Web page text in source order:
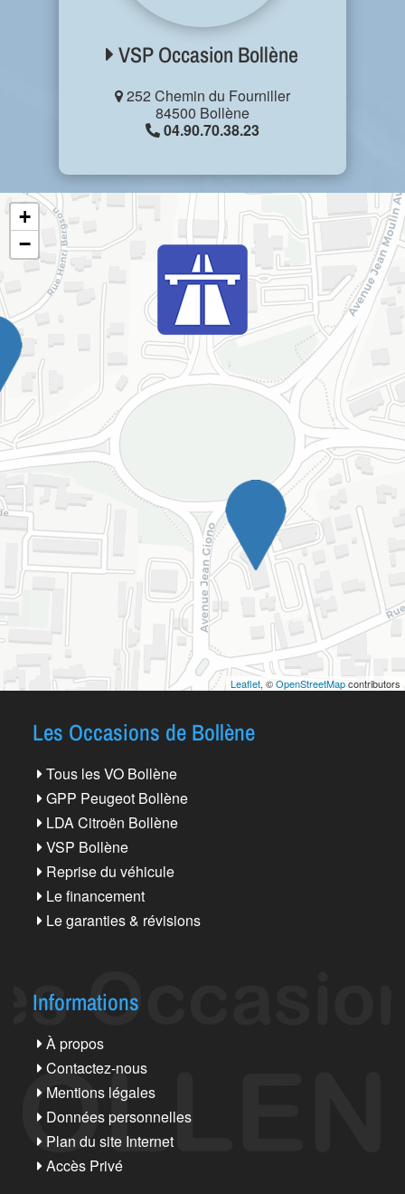
VSP Occasion Bollène
252 Chemin du Fourniller
84500 Bollène
04.90.70.38.23
+
−
Leaflet, ©OpenStreetMapcontributors
Les Occasions de Bollène
Tous les VO Bollène
GPP Peugeot Bollène
LDA Citroën Bollène
VSP Bollène
Reprise du véhicule
Le financement
Le garanties & révisions
Informations
À propos
Contactez-nous
Mentions légales
Données personnelles
Plan du site Internet
Accès Privé